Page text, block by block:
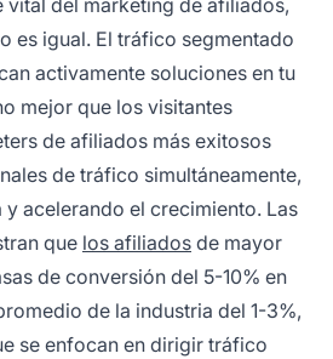
vital del marketing de afiliados,
es igual. El tráfico segmentado
activamente soluciones en tu
mejor que los visitantes
de afiliados más exitosos
de tráfico simultáneamente,
acelerando el crecimiento. Las
que los afiliados de mayor
de conversión del 5-10% en
de la industria del 1-3%,
se enfocan en dirigir tráfico